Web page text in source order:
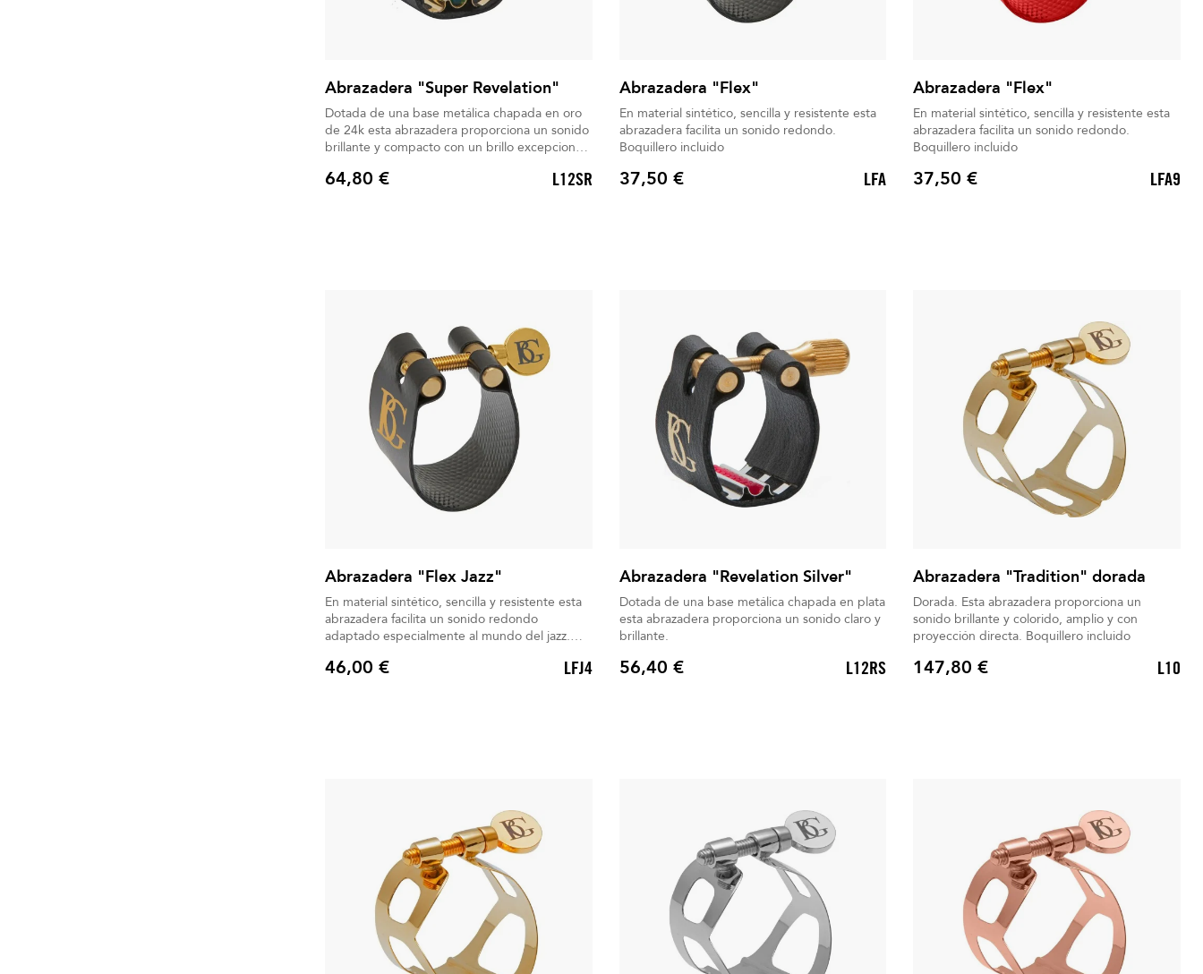
Abrazadera "Super Revelation"
Dotada de una base metálica chapada en oro
de 24k esta abrazadera proporciona un sonido
brillante y compacto con un brillo excepcional.
Precio
64,80 € L12SR
Abrazadera "Flex"
En material sintético, sencilla y resistente esta
abrazadera facilita un sonido redondo.
Boquillero incluido
Precio
37,50 € LFA
Abrazadera "Flex"
En material sintético, sencilla y resistente esta
abrazadera facilita un sonido redondo.
Boquillero incluido
Precio
37,50 € LFA9
Abrazadera "Flex Jazz"
En material sintético, sencilla y resistente esta
abrazadera facilita un sonido redondo
adaptado especialmente al mundo del jazz.
Precio
46,00 € LFJ4
Abrazadera "Revelation Silver"
Dotada de una base metálica chapada en plata
esta abrazadera proporciona un sonido claro y
brillante.
Precio
56,40 € L12RS
Abrazadera "Tradition" dorada
Dorada. Esta abrazadera proporciona un
sonido brillante y colorido, amplio y con
proyección directa. Boquillero incluido
Precio
147,80 € L10